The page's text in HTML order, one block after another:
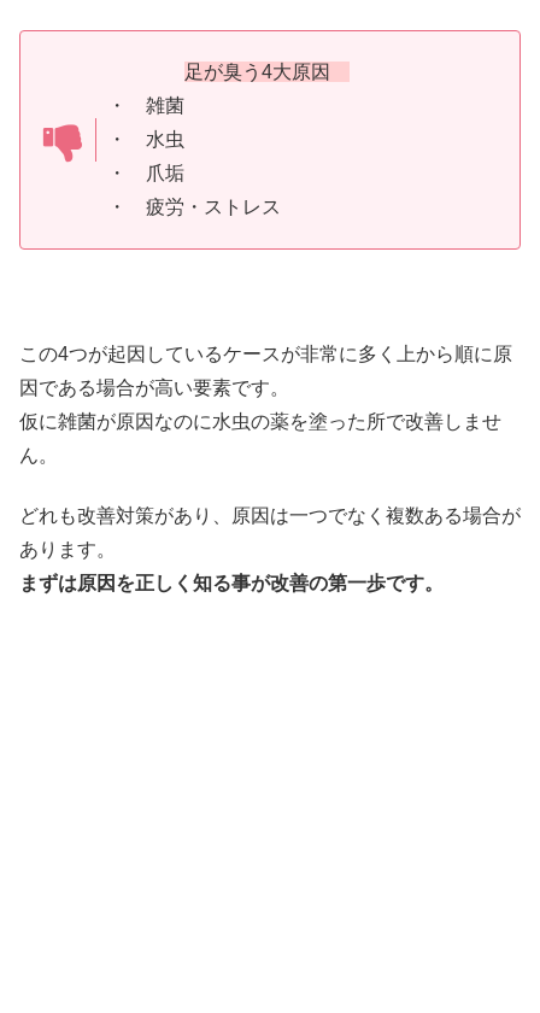
足が臭う4大原因
・ 雑菌
・ 水虫
・ 爪垢
・ 疲労・ストレス
この4つが起因しているケースが非常に多く上から順に原
因である場合が高い要素です。
仮に雑菌が原因なのに水虫の薬を塗った所で改善しませ
ん。
どれも改善対策があり、原因は一つでなく複数ある場合が
あります。
まずは原因を正しく知る事が改善の第一歩です。